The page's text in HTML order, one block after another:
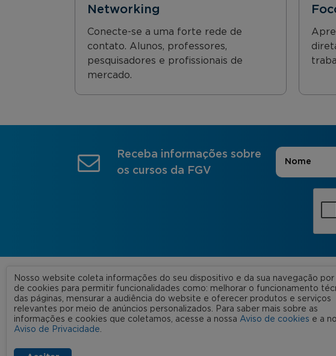
Networking
Conecte-se a uma forte rede de
contato. Alunos, professores,
pesquisadores e profissionais de
mercado.
Receba informações sobre
os cursos da FGV
Nome
FGV 2023 © Todos os direitos
reservados
Termos de uso
A FGV
Nossas Unidades
Nosso website coleta informações do seu dispositivo e da sua navegação por
de cookies para permitir funcionalidades como: melhorar o funcionamento
das páginas, mensurar a audiência do website e oferecer produtos e serviços
relevantes por meio de anúncios personalizados. Para saber mais sobre as
informações e cookies que coletamos, acesse a nossa Aviso de cookies e a
Aviso de Privacidade.